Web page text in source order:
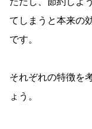
てしまうと本来の
です。
それぞれの特徴を
ょう。